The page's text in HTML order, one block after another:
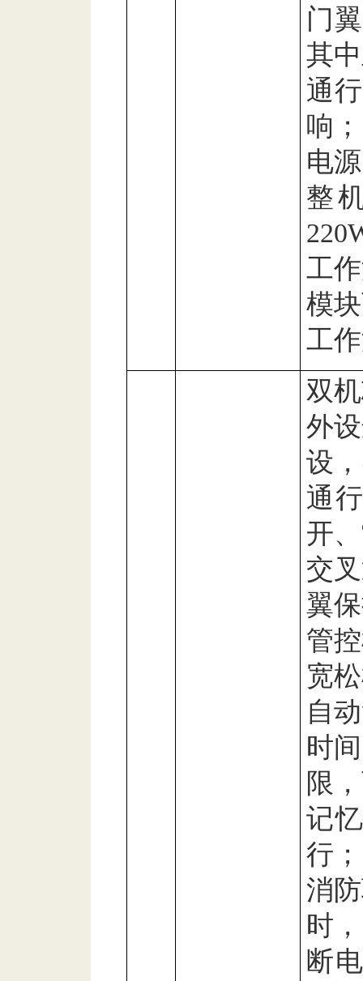
门
其
通
响；
电
整
工
模
工
双
外
设
通
开
交
翼
管
宽
自
时
限
记
行；
消
时
断